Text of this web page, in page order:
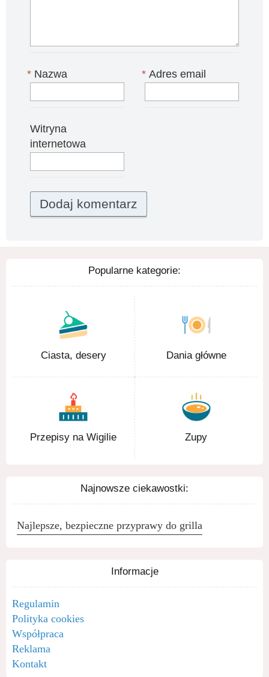
Nazwa
* Adres email
*
Witryna
internetowa
Popularne kategorie:
Ciasta, desery Dania główne
Przepisy na Wigilie Zupy
Najnowsze ciekawostki:
Najlepsze, bezpieczne przyprawy do grilla
Informacje
Regulamin
Polityka cookies
Współpraca
Reklama
Kontakt